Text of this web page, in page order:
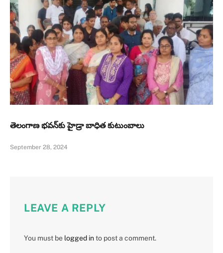
తెలంగాణ భవన్‌కు హైడ్రా బాధిత కుటుంబాలు
September 28, 2024
LEAVE A REPLY
You must be logged into post a comment.